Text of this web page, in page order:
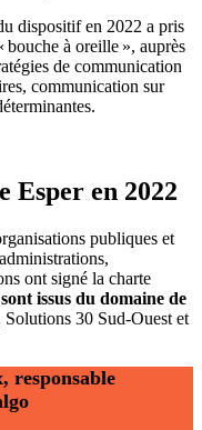
dispositif en 2022 a pris
à oreille », auprès
de communication
communication sur
Esper en 2022
publiques et
ont signé la charte
issus du domaine de
30 Sud-Ouest et
responsable